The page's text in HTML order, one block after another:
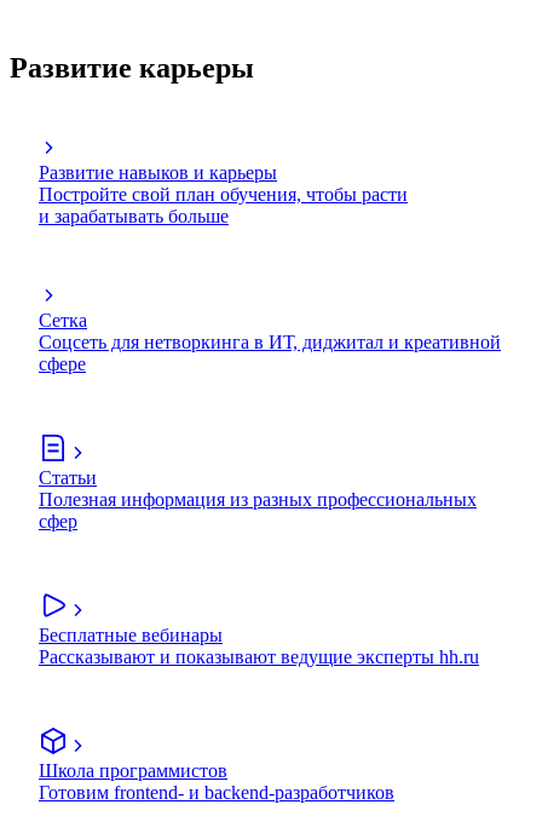
Развитие карьеры
Развитие навыков и карьеры
Постройте свой план обучения, чтобы расти
и зарабатывать больше
Сетка
Соцсеть для нетворкинга в ИТ, диджитал и креативной
сфере
Статьи
Полезная информация из разных профессиональных
сфер
Бесплатные вебинары
Рассказывают и показывают ведущие эксперты hh.ru
Школа программистов
Готовим frontend- и backend-разработчиков